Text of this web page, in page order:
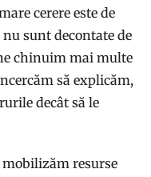
cerere este de
sunt decontate de
chinuim mai multe
să explicăm,
decât să le
mobilizăm resurse